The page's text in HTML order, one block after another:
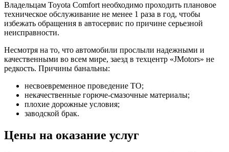
Владельцам Toyota Comfort необходимо проходить плановое
техническое обслуживание не менее 1 раза в год, чтобы
избежать обращения в автосервис по причине серьезной
неисправности.
Несмотря на то, что автомобили прослыли надежными и
качественными во всем мире, заезд в техцентр «JMotors» не
редкость. Причины банальны:
несвоевременное проведение ТО;
некачественные горюче-смазочные материалы;
плохие дорожные условия;
заводской брак.
Цены на оказание услуг